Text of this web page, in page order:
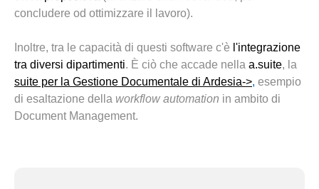
concludere od ottimizzare il lavoro).
Inoltre, tra le capacità di questi software c'è l'integrazione
tra diversi dipartimenti. È ciò che accade nella a.suite, la
suite per la Gestione Documentale di Ardesia->, esempio
di esaltazione della workflow automation in ambito di
Document Management.